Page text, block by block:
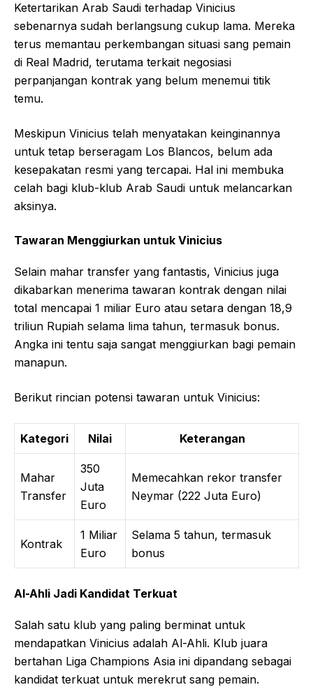
Ketertarikan Arab Saudi terhadap Vinicius
sebenarnya sudah berlangsung cukup lama. Mereka
terus memantau perkembangan situasi sang pemain
di Real Madrid, terutama terkait negosiasi
perpanjangan kontrak yang belum menemui titik
temu.
Meskipun Vinicius telah menyatakan keinginannya
untuk tetap berseragam Los Blancos, belum ada
kesepakatan resmi yang tercapai. Hal ini membuka
celah bagi klub-klub Arab Saudi untuk melancarkan
aksinya.
Tawaran Menggiurkan untuk Vinicius
Selain mahar transfer yang fantastis, Vinicius juga
dikabarkan menerima tawaran kontrak dengan nilai
total mencapai 1 miliar Euro atau setara dengan 18,9
triliun Rupiah selama lima tahun, termasuk bonus.
Angka ini tentu saja sangat menggiurkan bagi pemain
manapun.
Berikut rincian potensi tawaran untuk Vinicius:
Kategori Nilai Keterangan
Mahar
Transfer
350
Juta
Euro
Memecahkan rekor transfer
Neymar (222 Juta Euro)
Kontrak
1 Miliar
Euro
Selama 5 tahun, termasuk
bonus
Al-Ahli Jadi Kandidat Terkuat
Salah satu klub yang paling berminat untuk
mendapatkan Vinicius adalah Al-Ahli. Klub juara
bertahan Liga Champions Asia ini dipandang sebagai
kandidat terkuat untuk merekrut sang pemain.